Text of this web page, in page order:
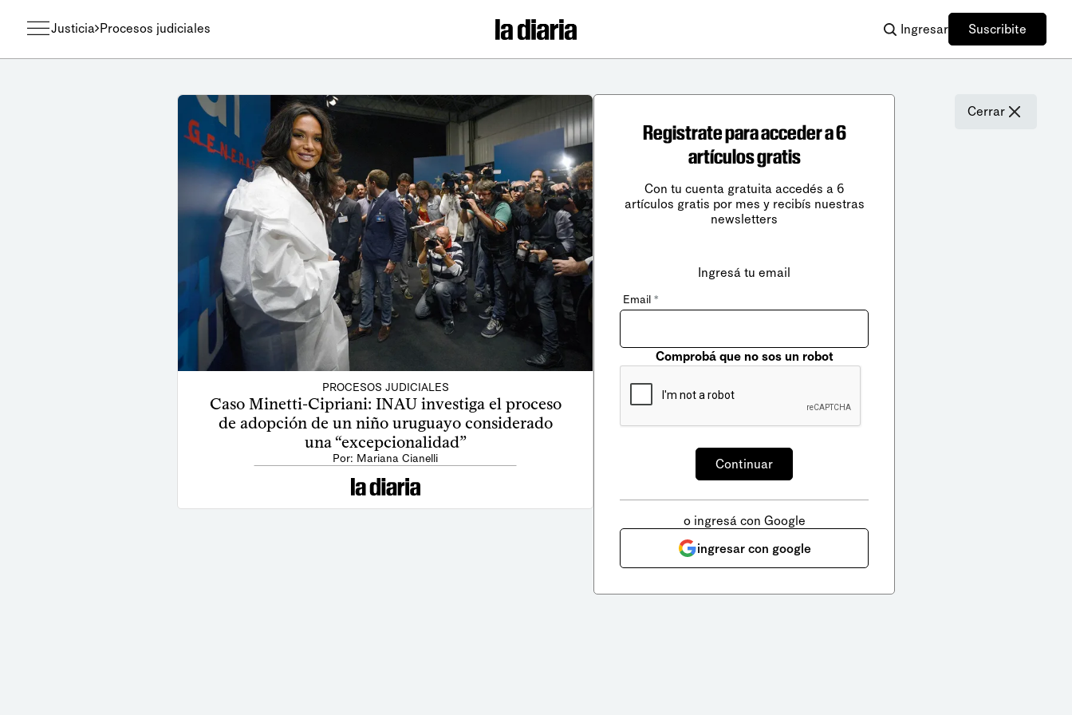
Justicia Procesos judiciales Ingresar Suscribite
PROCESOS JUDICIALES
Caso Minetti-Cipriani: INAU investiga el proceso
de adopción de un niño uruguayo considerado
una “excepcionalidad”
Por: Mariana Cianelli
Cerrar
Registrate para acceder a 6
artículos gratis
Con tu cuenta gratuita accedés a 6
artículos gratis por mes y recibís nuestras
newsletters
Ingresá tu email
Email *
Comprobá que no sos un robot
o ingresá con Google
ingresar con google